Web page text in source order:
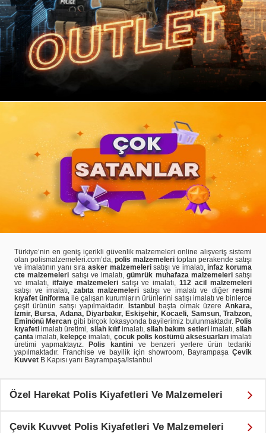
Türkiye’nin en geniş içerikli güvenlik malzemeleri online alışveriş sistemi
olan polismalzemeleri.com’da,polis malzemeleritoptan perakende satışı
ve imalatının yanı sıra asker malzemelerisatışı ve imalatı,infaz koruma
cte malzemeleri satışı ve imalatı,gümrük muhafaza malzemelerisatışı
ve imalatı, itfaiye malzemelerisatışı ve imalatı,112 acil malzemeleri
satışı ve imalatı, zabıta malzemeleri satışı ve imalatı ve diğer resmi
kıyafet üniforma ile çalışan kurumların ürünlerini satışı imalatı ve binlerce
çeşit ürünün satışı yapılmaktadır.
İstanbul başta olmak üzere Ankara,
İzmir, Bursa, Adana, Diyarbakır, Eskişehir, Kocaeli, Samsun, Trabzon,
Eminönü Mercan gibi birçok lokasyonda bayilerimiz bulunmaktadır. Polis
kıyafeti imalatı üretimi, silah kılıfimalatı,silah bakım setleriimalatı,silah
çanta imalatı, kelepçe imalatı, çocuk polis kostümü aksesuarlarıimalatı
üretimi yapmaktayız.
Polis kantinive benzeri yerlere ürün tedariki
yapılmaktadır. Franchise ve bayilik için showroom, Bayrampaşa Çevik
Kuvvet B Kapısı yanı Bayrampaşa/Istanbul
Özel Harekat Polis Kiyafetleri Ve Malzemeleri
Çevik Kuvvet Polis Kiyafetleri Ve Malzemeleri